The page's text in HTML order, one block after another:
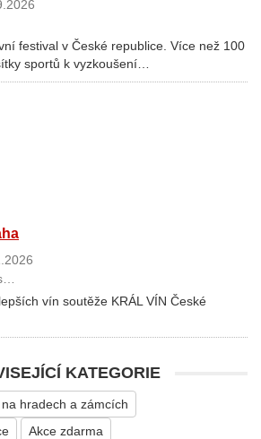
festival v České republice. Více než 100
sportů k vyzkoušení…
vín soutěže KRÁL VÍN České
KATEGORIE
hradech a zámcích
Akce zdarma